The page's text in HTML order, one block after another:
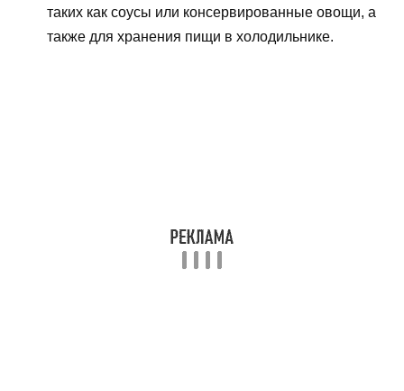
таких как соусы или консервированные овощи, а
также для хранения пищи в холодильнике.